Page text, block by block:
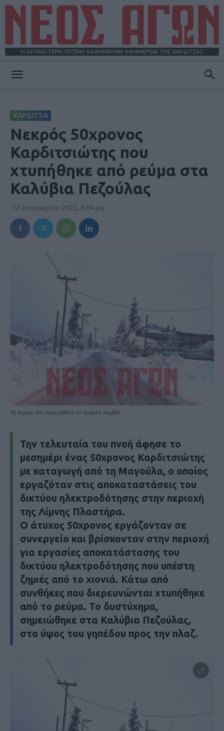
Η ΑΡΧΑΙΟΤΕΡΗ ΠΡΩΪΝΗ ΚΑΘΗΜΕΡΙΝΗ ΕΦΗΜΕΡΙΔΑ ΤΗΣ ΚΑΡΔΙΤΣΑΣ
ΚΑΡΔΙΤΣΑ
Νεκρός 50χρονος
Καρδιτσιώτης που
χτυπήθηκε από ρεύμα στα
Καλύβια Πεζούλας
12 Ιανουαρίου 2022, 8:04 μμ
Το σημείο που σημειώθηκε το τραγικό συμβάν
Την τελευταία του πνοή άφησε το
μεσημέρι ένας 50χρονος Καρδιτσιώτης
με καταγωγή από τη Μαγούλα, ο οποίος
εργαζόταν στις αποκαταστάσεις του
δικτύου ηλεκτροδότησης στην περιοχή
της Λίμνης Πλαστήρα.
Ο άτυχος 50χρονος εργάζονταν σε
συνεργείο και βρίσκονταν στην περιοχή
για εργασίες αποκατάστασης του
δικτύου ηλεκτροδότησης που υπέστη
ζημιές από το χιονιά. Κάτω από
συνθήκες που διερευνώνται χτυπήθηκε
από το ρεύμα. Το δυστύχημα,
σημειώθηκε στα Καλύβια Πεζούλας,
στο ύψος του γηπέδου προς την πλαζ.